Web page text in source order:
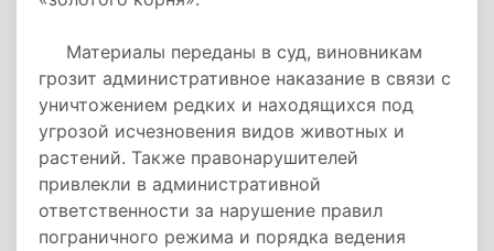
Материалы переданы в суд, виновникам
грозит административное наказание в связи с
уничтожением редких и находящихся под
угрозой исчезновения видов животных и
растений. Также правонарушителей
привлекли в административной
ответственности за нарушение правил
пограничного режима и порядка ведения